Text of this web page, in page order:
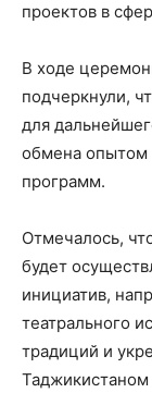
проектов в
В ходе
подчеркнули,
для
обмена опытом
программ.
Отмечалось,
будет
инициатив,
театрального
традиций и
Таджикистаном